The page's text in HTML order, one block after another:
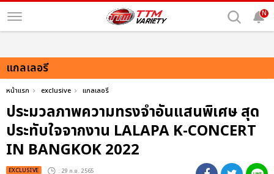
N
แกลเลอรี
หน้าแรก exclusive แกลเลอรี
ประมวลภาพความทรงจำอันแสนพิเศษ สุด
ประทับใจจากงาน LALAPA K-CONCERT
IN BANGKOK 2022
EXCLUSIVE : 29 ก.ย. 2565